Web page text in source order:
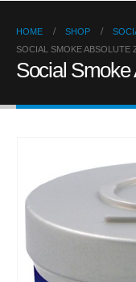
HOME SHOP
SOCIAL SMOKE ABSOLUTE
Social Smoke